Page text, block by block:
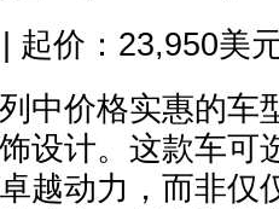
价：23,950美
价格实惠的车
设计。这款车可
越动力，而非仅